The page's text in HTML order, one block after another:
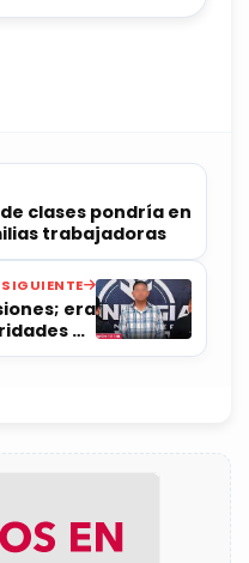
clases pondría en
trabajadoras
SIGUIENTE
era
de
Jalisco